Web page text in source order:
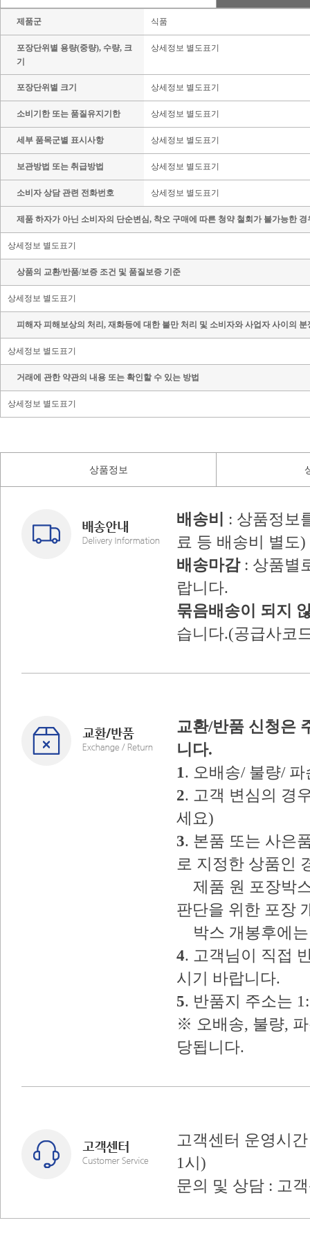
제품군 식품
포장단위별 용량(중량), 수량, 크
기
상세정보 별도표기
포장단위별 크기 상세정보 별도표기
소비기한 또는 품질유지기한 상세정보 별도표기
세부 품목군별 표시사항 상세정보 별도표기
보관방법 또는 취급방법 상세정보 별도표기
소비자 상담 관련 전화번호 상세정보 별도표기
제품 하자가 아닌 소비자의 단순변심, 착오 구매에 따른 청약 철회가 불가능한
상세정보 별도표기
상품의 교환/반품/보증 조건 및 품질보증 기준
상세정보 별도표기
피해자 피해보상의 처리, 재화등에 대한 불만 처리 및 소비자와 사업자 사이의
상세정보 별도표기
거래에 관한 약관의 내용 또는 확인할 수 있는 방법
상세정보 별도표기
상품정보
배송비
: 상품정보
료 등 배송비 별도)
배송마감: 상품별
랍니다.
묶음배송이 되지
습니다.(공급사코
교환/반품 신청은
니다.
1. 오배송/ 불량/
2. 고객 변심의 경
세요)
3. 본품 또는 사은
로 지정한 상품인
제품 원 포장박
판단을 위한 포장
박스 개봉후에는
4. 고객님이 직접
시기 바랍니다.
5. 반품지 주소는
※ 오배송, 불량,
당됩니다.
고객센터 운영시
1시)
문의 및 상담 : 고